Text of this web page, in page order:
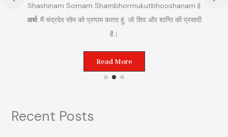
Shashinam Somam Shambhormukutbhooshanam ||
अर्थ:मैं चंद्रदेव सोम को प्रणाम करता हूं, जो शिव और शान्ति की प्रसादी
है।
Read More
Recent Posts